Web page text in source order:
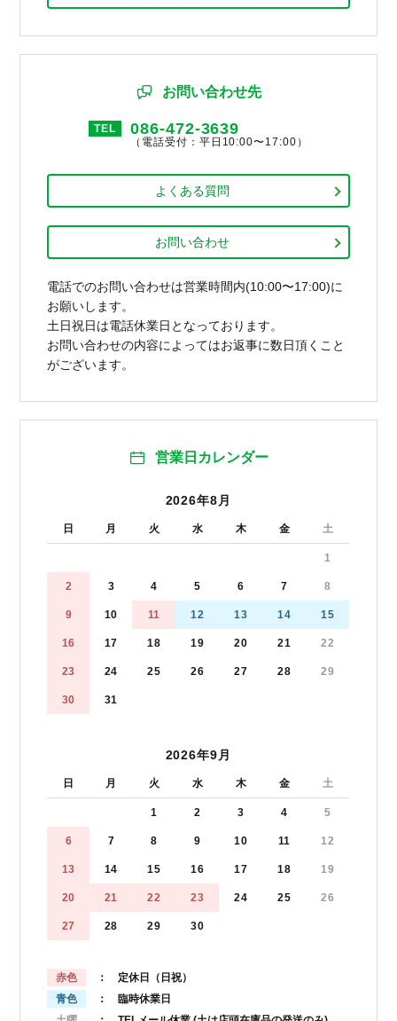
お問い合わせ先
TEL 086-472-3639
（電話受付：平日10:00〜17:00）
よくある質問
お問い合わせ
電話でのお問い合わせは営業時間内(10:00〜17:00)に
お願いします。
土日祝日は電話休業日となっております。
お問い合わせの内容によってはお返事に数日頂くこと
がございます。
営業日カレンダー
2026年8月
日 月 火 水 木 金 土
1
2 3 4 5 6 7 8
9 10 11 12 13 14 15
16 17 18 19 20 21 22
23 24 25 26 27 28 29
30 31
2026年9月
日 月 火 水 木 金 土
1 2 3 4 5
6 7 8 9 10 11 12
13 14 15 16 17 18 19
20 21 22 23 24 25 26
27 28 29 30
赤色
： 定休日（日祝）
青色
： 臨時休業日